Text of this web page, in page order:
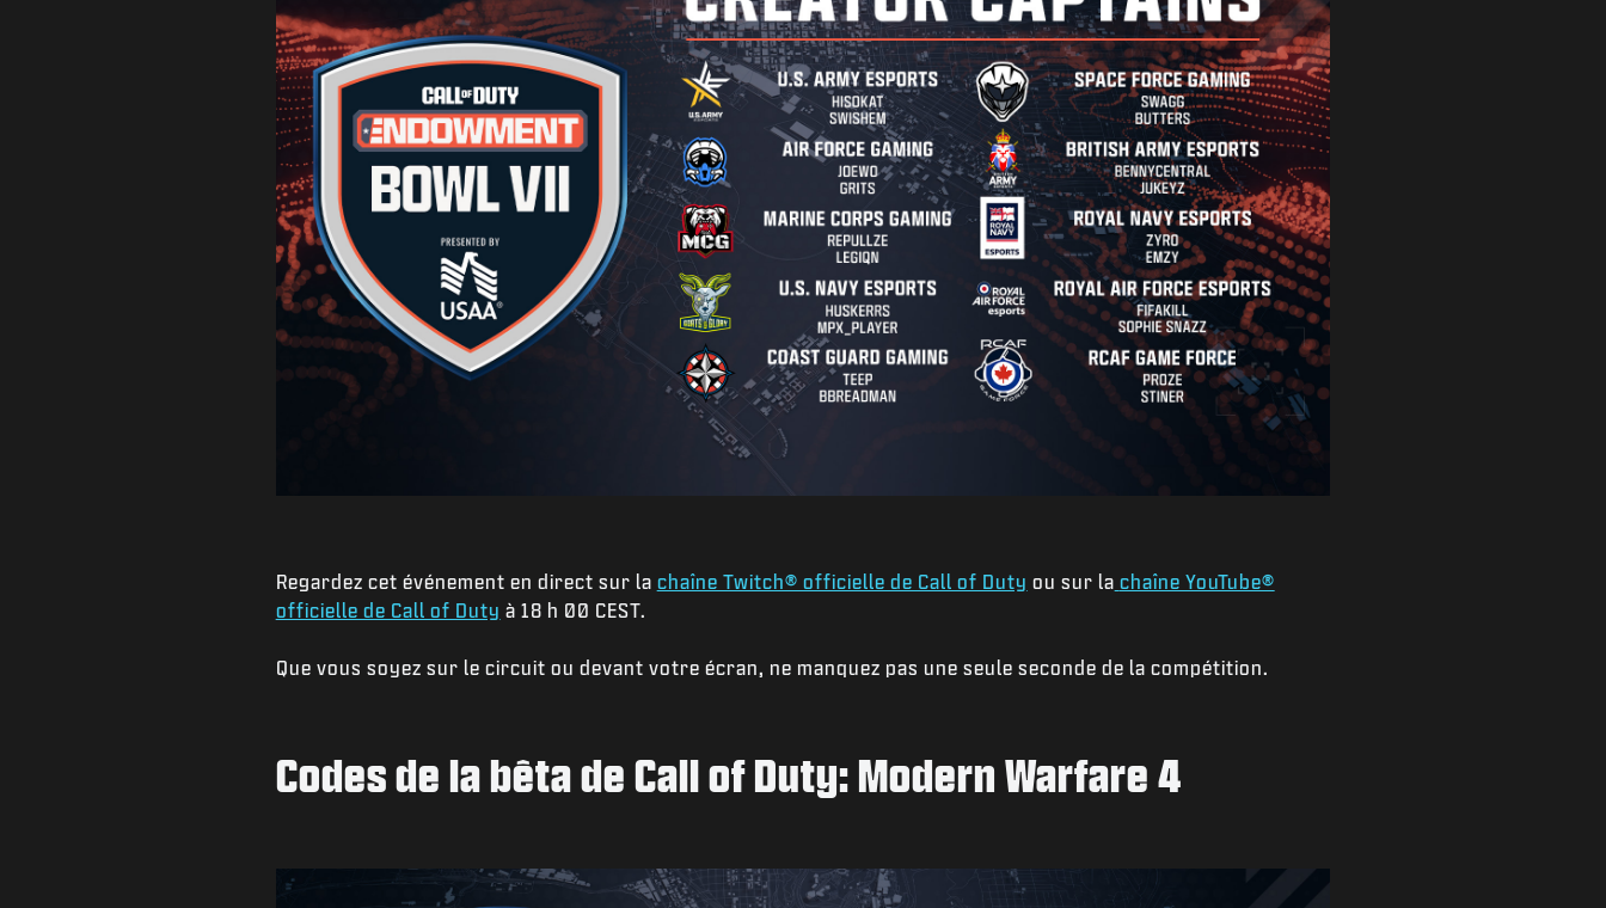
Regardez cet événement en direct sur la chaîne Twitch® officielle de Call of Duty ou sur la chaîne YouTube®
officielle de Call of Duty à 18 h 00 CEST.
Que vous soyez sur le circuit ou devant votre écran, ne manquez pas une seule seconde de la compétition.
Codes de la bêta de Call of Duty: Modern Warfare 4